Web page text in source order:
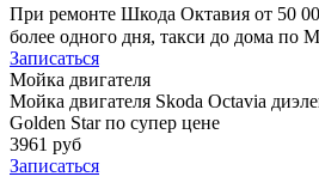
При ремонте Шкода Октавия от 50
более одного дня, такси до дома по
Записаться
Мойка двигателя
Мойка двигателя Skoda Octavia
Golden Star по супер цене
3961 руб
Записаться